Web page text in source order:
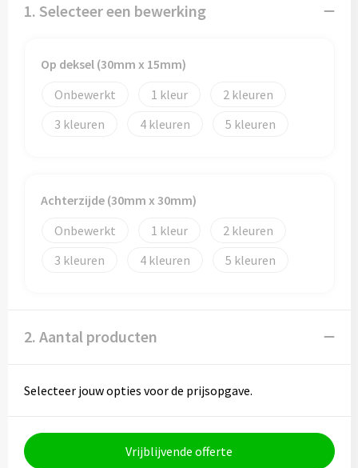
1. Selecteer een bewerking
Op deksel (30mm x 15mm)
Onbewerkt
1
2
3
4 5
Achterzijde (30mm x 30mm)
Onbewerkt
1
2
3
4 5
2. Aantal producten
Selecteer jouw opties voor de prijsopgave.
Vrijblijvende offerte